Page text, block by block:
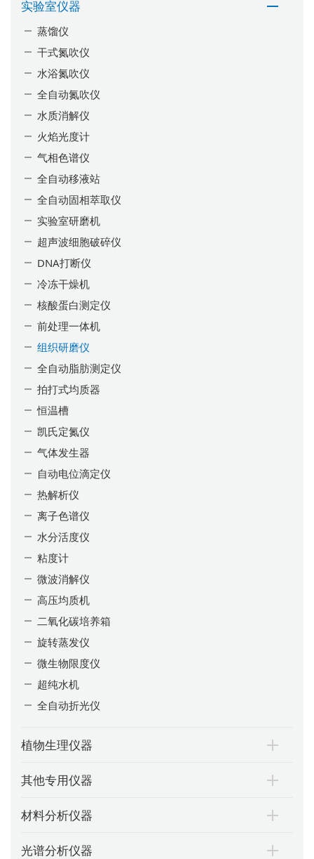
实验室仪器
蒸馏仪
干式氮吹仪
水浴氮吹仪
全自动氮吹仪
水质消解仪
火焰光度计
气相色谱仪
全自动移液站
全自动固相萃取仪
实验室研磨机
超声波细胞破碎仪
DNA打断仪
冷冻干燥机
核酸蛋白测定仪
前处理一体机
组织研磨仪
全自动脂肪测定仪
拍打式均质器
恒温槽
凯氏定氮仪
气体发生器
自动电位滴定仪
热解析仪
离子色谱仪
水分活度仪
粘度计
微波消解仪
高压均质机
二氧化碳培养箱
旋转蒸发仪
微生物限度仪
超纯水机
全自动折光仪
植物生理仪器
其他专用仪器
材料分析仪器
光谱分析仪器